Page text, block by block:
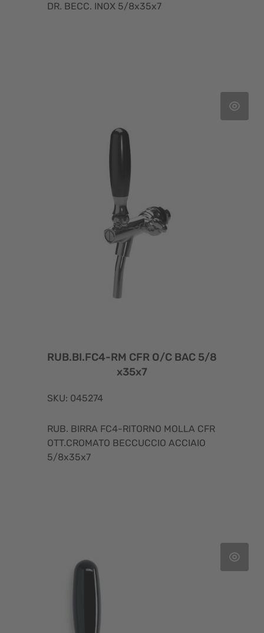
DR. BECC. INOX 5/8x35x7
RUB.BI.FC4-RM CFR O/C BAC 5/8
x35x7
SKU: 045274
RUB. BIRRA FC4-RITORNO MOLLA CFR
OTT.CROMATO BECCUCCIO ACCIAIO
5/8x35x7